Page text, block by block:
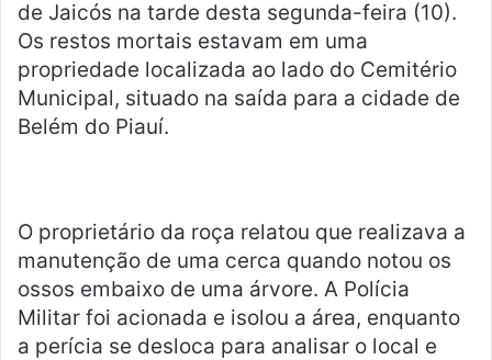
de Jaicós na tarde desta segunda-feira (10).
Os restos mortais estavam em uma
propriedade localizada ao lado do Cemitério
Municipal, situado na saída para a cidade de
Belém do Piauí.
O proprietário da roça relatou que realizava a
manutenção de uma cerca quando notou os
ossos embaixo de uma árvore. A Polícia
Militar foi acionada e isolou a área, enquanto
a perícia se desloca para analisar o local e